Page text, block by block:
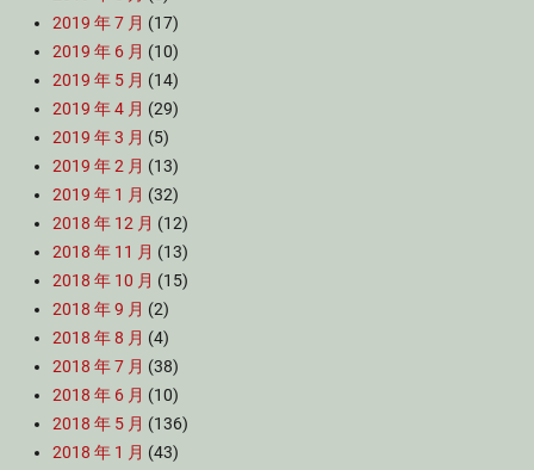
2019 年 7 月 (17)
2019 年 6 月 (10)
2019 年 5 月 (14)
2019 年 4 月 (29)
2019 年 3 月 (5)
2019 年 2 月 (13)
2019 年 1 月 (32)
2018 年 12 月 (12)
2018 年 11 月 (13)
2018 年 10 月 (15)
2018 年 9 月 (2)
2018 年 8 月 (4)
2018 年 7 月 (38)
2018 年 6 月 (10)
2018 年 5 月 (136)
2018 年 1 月 (43)